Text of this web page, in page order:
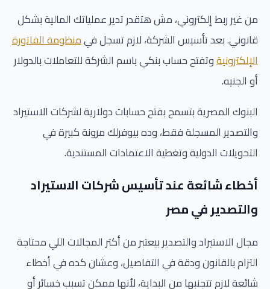
من غير ربط إلكتروني، مش هتقدر تدير عملياتك المالية بشكل
قانوني. بعد تأسيس الشركة، لازم تسجل فيمنظومة الفاتورة
الإلكترونيةوتفتح حساب بنكي باسم الشركة للتعاملات بالدولار
أو الجنيه.
البنوك المصرية بتسمح بفتح حسابات دولارية لشركات الاستيراد
والتصدير المسجلة فقط، وده بيوفرلك مرونة كبيرة في
التحويلات الدولية وتغطية الاعتمادات المستندية.
أخطاء شائعة عند تأسيس شركات الاستيراد
والتصدير في مصر
مجال الاستيراد والتصدير بيعتبر من أكتر المجالات اللي محتاجة
التزام بالقانون ودقة في التفاصيل، وعشان كده في أخطاء
شائعة لازم تتجنبها من البداية، لأنها ممكن تسبب خسائر أو